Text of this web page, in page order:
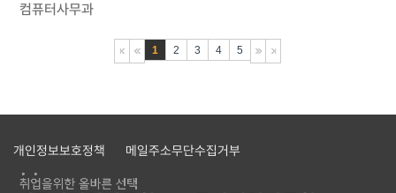
컴퓨터사무과
1 2 3 4 5
개인정보보호정책 메일주소무단수집거부